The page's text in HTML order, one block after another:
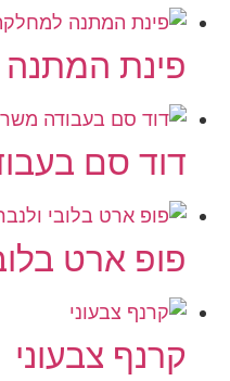
פינת
דוד סם
פופ ארט
קרנף צבעוני